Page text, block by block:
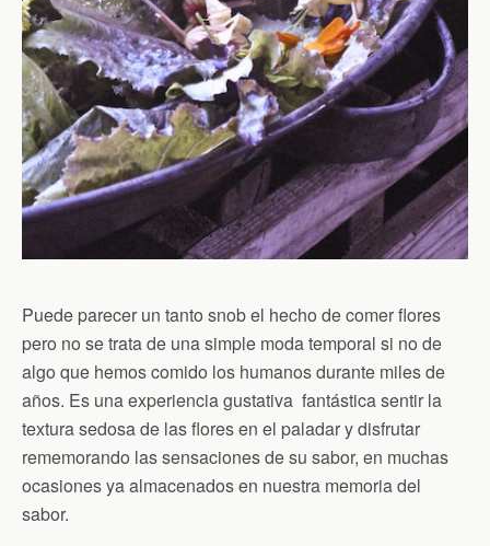
Puede parecer un tanto snob el hecho de comer flores
pero no se trata de una simple moda temporal si no de
algo que hemos comido los humanos durante miles de
años. Es una experiencia gustativa fantástica sentir la
textura sedosa de las flores en el paladar y disfrutar
rememorando las sensaciones de su sabor, en muchas
ocasiones ya almacenados en nuestra memoria del
sabor.